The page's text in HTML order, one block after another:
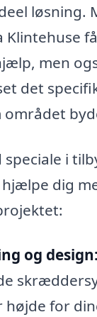
løsning.
Klintehuse
men
det
speciale i
dig
og design:
højde for